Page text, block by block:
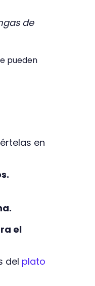
de
pueden
en
el
del plato